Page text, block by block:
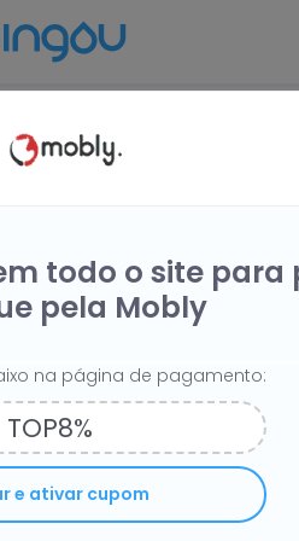
seu dinheiro de volta
por ambientes: quarto,
todo o site
pela Mobly
na página de pagamento:
e ativar cupom